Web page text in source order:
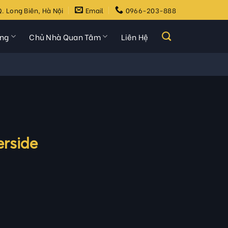
Long Biên, Hà Nội Email 0966-203-888
Chủ Nhà Quan Tâm Liên Hệ